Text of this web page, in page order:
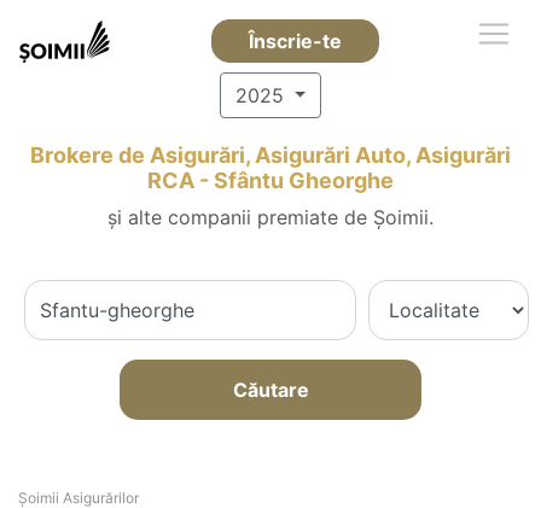
Înscrie-te
2025
Brokere de Asigurări, Asigurări Auto, Asigurări
RCA - Sfântu Gheorghe
și alte companii premiate de Șoimii.
Căutare
Șoimii Asigurărilor